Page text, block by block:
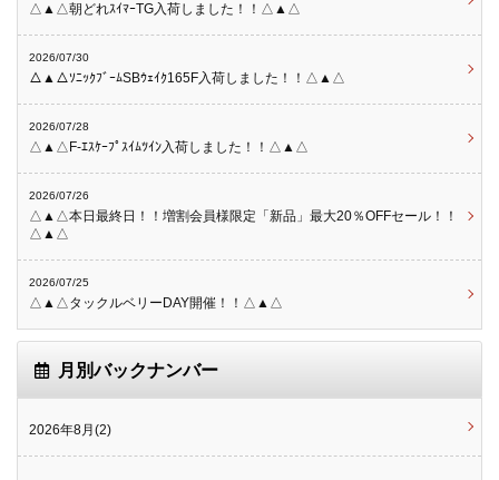
△▲△朝どれｽｲﾏｰTG入荷しました！！△▲△
2026/07/30
△▲△ｿﾆｯｸﾌﾞｰﾑSBｳｪｲｸ165F入荷しました！！△▲△
2026/07/28
△▲△F-ｴｽｹｰﾌﾟｽｲﾑﾂｲﾝ入荷しました！！△▲△
2026/07/26
△▲△本日最終日！！増割会員様限定「新品」最大20％OFFセール！！
△▲△
2026/07/25
△▲△タックルベリーDAY開催！！△▲△
月別バックナンバー
2026年8月(2)